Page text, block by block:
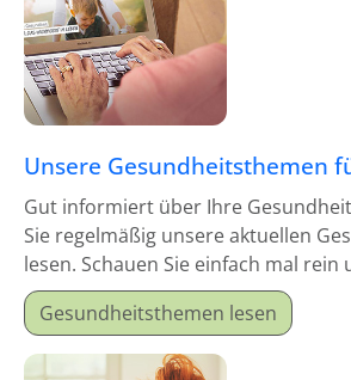
Unsere Gesundheitsthemen
Gut informiert über Ihre
Sie regelmäßig unsere aktuellen
lesen. Schauen Sie einfach mal rein
sich schlau!
Gesundheitsthemen lesen